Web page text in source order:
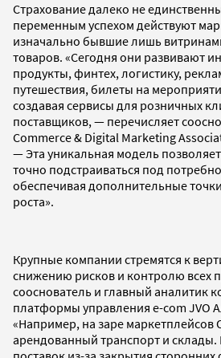
Страхование далеко не
переменным успехом действуют
изначально бывшие лишь
товаров. «Сегодня они развивают
продукты, финтех, логистику,
путешествия, билеты на
создавая сервисы для розничных
поставщиков, — перечисляет
Commerce & Digital Marketing
— Эта уникальная модель
точно подстраиваться под
обеспечивая дополнительные
роста».
Крупные компании стремятся к
снижению рисков и контролю всех
сооснователь и главный аналитик
платформы управления e-com JVO
«Например, на заре маркетплейсов
арендованный транспорт и склады.